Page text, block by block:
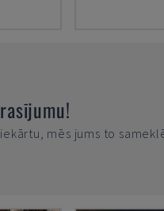
mēs jums to